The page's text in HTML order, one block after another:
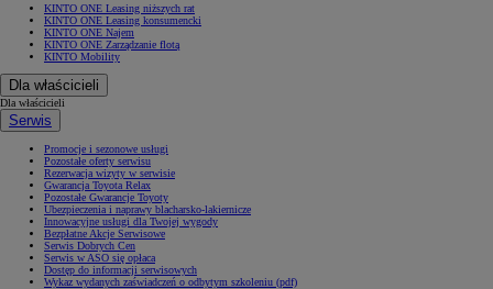
KINTO ONE Leasing niższych rat
KINTO ONE Leasing konsumencki
KINTO ONE Najem
KINTO ONE Zarządzanie flotą
KINTO Mobility
Dla właścicieli
Dla właścicieli
Serwis
Promocje i sezonowe usługi
Pozostałe oferty serwisu
Rezerwacja wizyty w serwisie
Gwarancja Toyota Relax
Pozostałe Gwarancje Toyoty
Ubezpieczenia i naprawy blacharsko-lakiernicze
Innowacyjne usługi dla Twojej wygody
Bezpłatne Akcje Serwisowe
Serwis Dobrych Cen
Serwis w ASO się opłaca
Dostęp do informacji serwisowych
Wykaz wydanych zaświadczeń o odbytym szkoleniu (pdf)